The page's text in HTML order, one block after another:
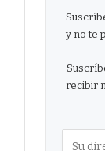
y no te
recibir